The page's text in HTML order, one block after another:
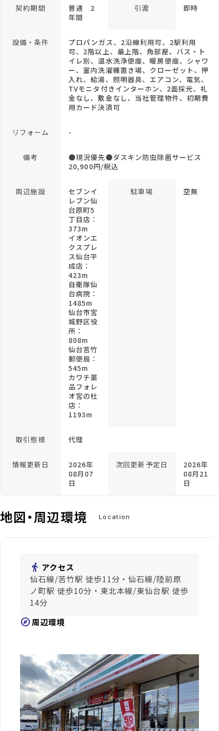
契約期間
普通 2
年間
引渡 即時
設備・条件
プロパンガス、2沿線利用可、2駅利用
可、2階以上、最上階、角部屋、バス・ト
イレ別、温水洗浄便座、暖房便座、シャワ
ー、室内洗濯機置き場、クローゼット、押
入れ、給湯、照明器具、エアコン、電気、
TVモニタ付きインターホン、2面採光、礼
金なし、敷金なし、当社管理物件、初期費
用カード決済可
リフォーム -
備考
●現況優先●ダスキン防虫除菌サービス
20,900円/税込
周辺施設
セブンイ
レブン仙
台原町5
丁目店：
373m
イオンエ
クスプレ
ス仙台平
成店：
423m
自衛隊仙
台病院：
1485m
仙台市宮
城野区役
所：
808m
仙台苦竹
郵便局：
545m
カワチ薬
品フォレ
オ宮の杜
店：
1193m
駐車場 空無
取引態様 代理
情報更新日
2026年
08月07
日
次回更新予定日
2026年
08月21
日
地図・周辺環境 Location
directions_walk アクセス
仙石線/苦竹駅 徒歩11分・仙石線/陸前原
ノ町駅 徒歩10分・東北本線/東仙台駅 徒歩
14分
explore周辺環境